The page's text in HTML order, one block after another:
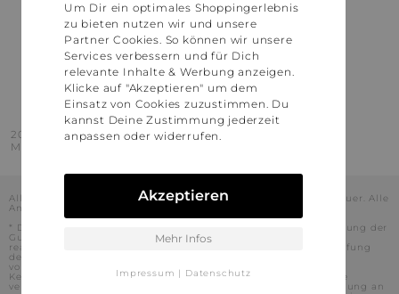
Österreich
Schweiz
France
United States
2016 - 2026 © Stylaholic.
Made for you with love in munich.
Alle Preise inkl. der jeweils geltenden gesetzlichen Mehrwertsteuer. Alle
Angaben ohne Gewähr.
* Die angezeigten Preise beinhalten Rabatte, die durch die Nutzung der
Gutschein-Codes auf den Seiten unserer Partner voraussichtlich
realisiert werden können. Stylaholic führt keine vollständige Prüfung
der Gutschein-Codes durch und es kann daher in Einzelfällen
vorkommen, dass die Gutscheine abweichend von unserem
Kenntnisstand bei dem jeweiligen Shop nicht oder nur teilweise
verwendet werden können. Darüber hinaus kann deren Verwendung an
Um Dir ein optimales Shoppingerlebnis
zu bieten nutzen wir und unsere
Partner Cookies. So können wir unsere
Services verbessern und für Dich
relevante Inhalte & Werbung anzeigen.
Klicke auf "Akzeptieren" um dem
Einsatz von Cookies zuzustimmen. Du
kannst Deine Zustimmung jederzeit
anpassen oder widerrufen.
Akzeptieren
Mehr Infos
Impressum | Datenschutz